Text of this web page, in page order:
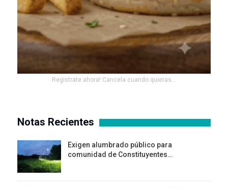
Registrate ahora! Cancela cuando quieras...
Notas Recientes
Exigen alumbrado público para
comunidad de Constituyentes…